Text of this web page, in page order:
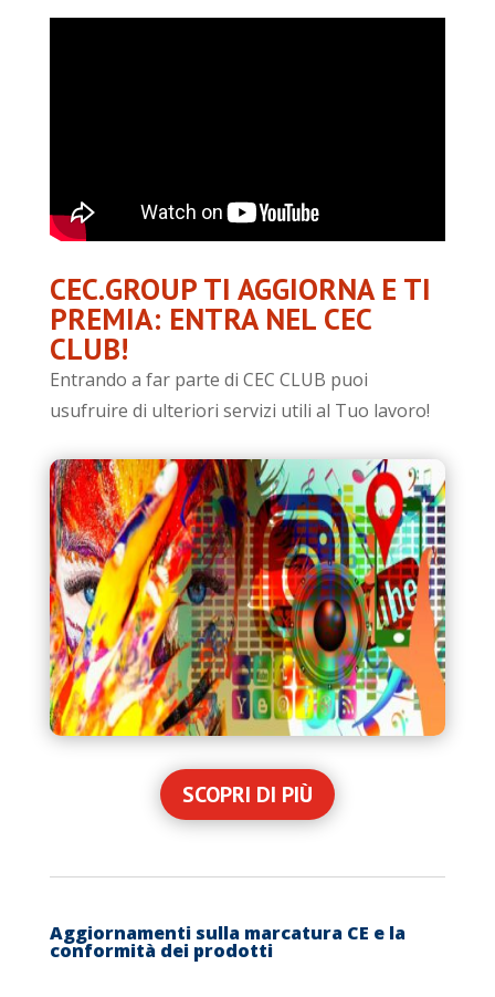
CEC.GROUP TI AGGIORNA E TI
PREMIA: ENTRA NEL CEC
CLUB!
Entrando a far parte di CEC CLUB puoi
usufruire di ulteriori servizi utili al Tuo lavoro!
SCOPRI DI PIÙ
Aggiornamenti sulla marcatura CE e la
conformità dei prodotti